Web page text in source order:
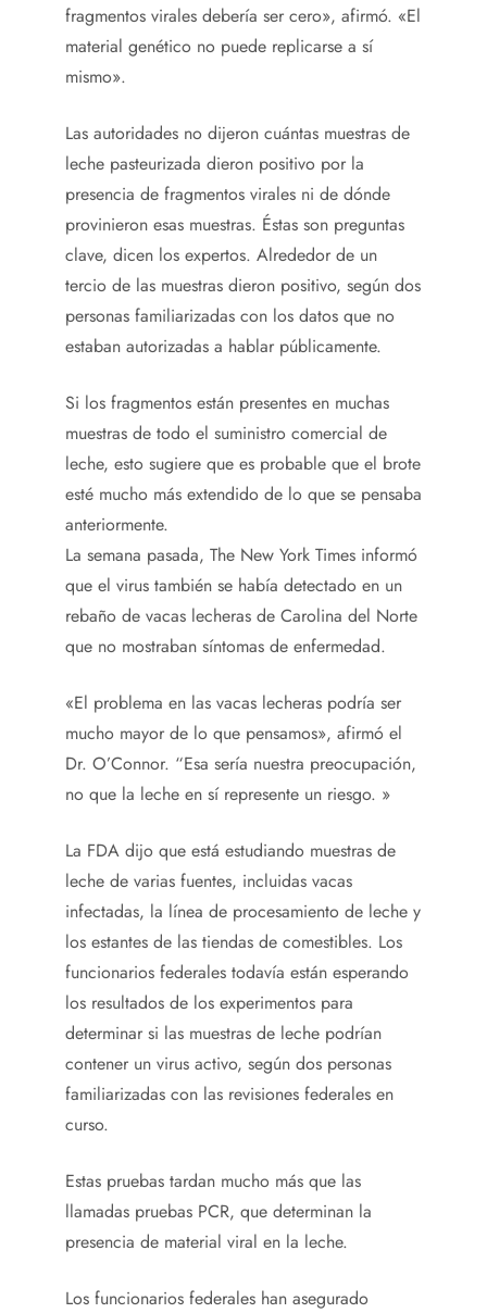
fragmentos virales debería ser cero», afirmó. «El
material genético no puede replicarse a sí
mismo».
Las autoridades no dijeron cuántas muestras de
leche pasteurizada dieron positivo por la
presencia de fragmentos virales ni de dónde
provinieron esas muestras. Éstas son preguntas
clave, dicen los expertos. Alrededor de un
tercio de las muestras dieron positivo, según dos
personas familiarizadas con los datos que no
estaban autorizadas a hablar públicamente.
Si los fragmentos están presentes en muchas
muestras de todo el suministro comercial de
leche, esto sugiere que es probable que el brote
esté mucho más extendido de lo que se pensaba
anteriormente.
La semana pasada, The New York Times informó
que el virus también se había detectado en un
rebaño de vacas lecheras de Carolina del Norte
que no mostraban síntomas de enfermedad.
«El problema en las vacas lecheras podría ser
mucho mayor de lo que pensamos», afirmó el
Dr. O’Connor. “Esa sería nuestra preocupación,
no que la leche en sí represente un riesgo. »
La FDA dijo que está estudiando muestras de
leche de varias fuentes, incluidas vacas
infectadas, la línea de procesamiento de leche y
los estantes de las tiendas de comestibles. Los
funcionarios federales todavía están esperando
los resultados de los experimentos para
determinar si las muestras de leche podrían
contener un virus activo, según dos personas
familiarizadas con las revisiones federales en
curso.
Estas pruebas tardan mucho más que las
llamadas pruebas PCR, que determinan la
presencia de material viral en la leche.
Los funcionarios federales han asegurado